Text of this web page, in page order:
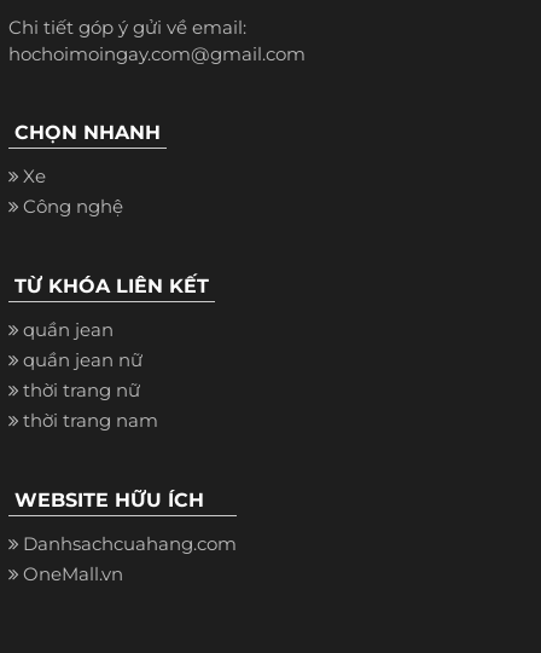
Chi tiết góp ý gửi về email:
hochoimoingay.com@gmail.com
CHỌN NHANH
Xe
Công nghệ
TỪ KHÓA LIÊN KẾT
quần jean
quần jean nữ
thời trang nữ
thời trang nam
WEBSITE HỮU ÍCH
Danhsachcuahang.com
OneMall.vn